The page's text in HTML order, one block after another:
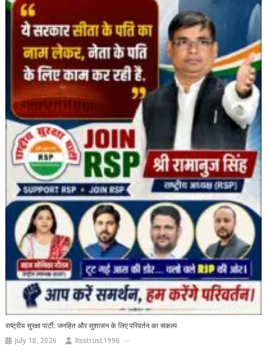
राष्ट्रीय सुरक्षा पार्टी: जनहित और सुशासन के लिए परिवर्तन का संकल्प
July 18, 2026 Rsstrust1996